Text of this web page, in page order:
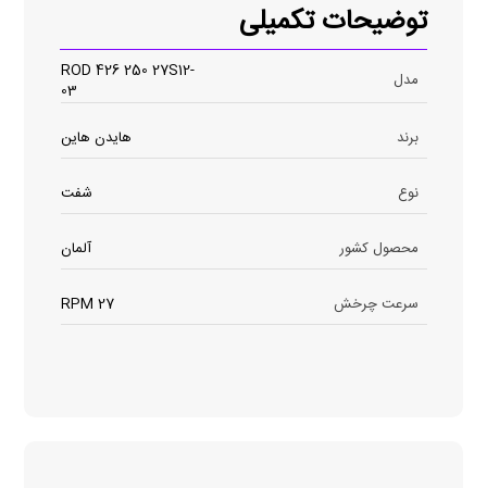
توضیحات تکمیلی
مدل
ROD 426 250 27S12-
03
برند
هایدن هاین
نوع شفت
محصول کشور آلمان
سرعت چرخش 27 RPM